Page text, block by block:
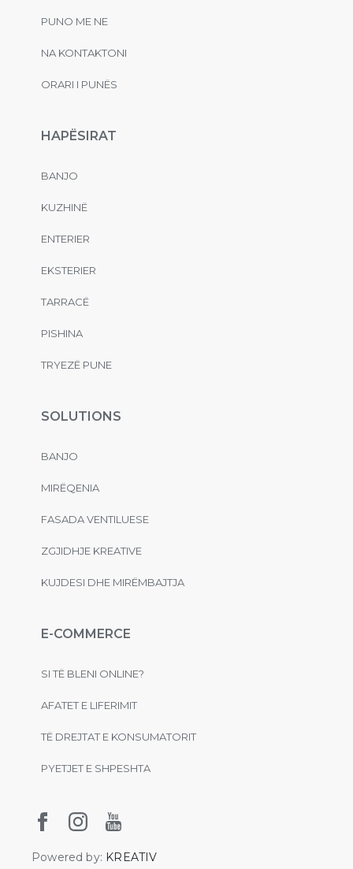
PUNO ME NE
NA KONTAKTONI
ORARI I PUNËS
HAPËSIRAT
BANJO
KUZHINË
ENTERIER
EKSTERIER
TARRACË
PISHINA
TRYEZË PUNE
SOLUTIONS
BANJO
MIRËQENIA
FASADA VENTILUESE
ZGJIDHJE KREATIVE
KUJDESI DHE MIRËMBAJTJA
E-COMMERCE
SI TË BLENI ONLINE?
AFATET E LIFERIMIT
TË DREJTAT E KONSUMATORIT
PYETJET E SHPESHTA
Powered by: KREATIV